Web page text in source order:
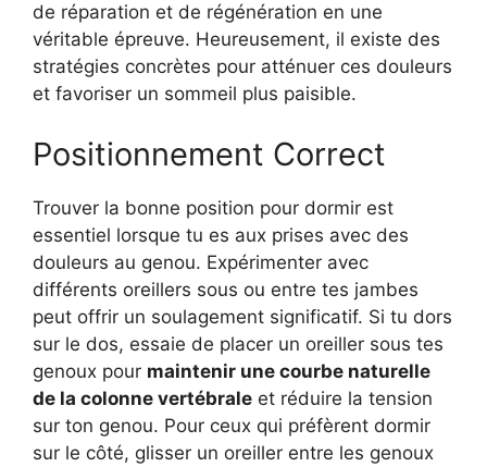
de réparation et de régénération en une
véritable épreuve. Heureusement, il existe des
stratégies concrètes pour atténuer ces douleurs
et favoriser un sommeil plus paisible.
Positionnement Correct
Trouver la bonne position pour dormir est
essentiel lorsque tu es aux prises avec des
douleurs au genou. Expérimenter avec
différents oreillers sous ou entre tes jambes
peut offrir un soulagement significatif. Si tu dors
sur le dos, essaie de placer un oreiller sous tes
genoux pour maintenir une courbe naturelle
de la colonne vertébrale et réduire la tension
sur ton genou. Pour ceux qui préfèrent dormir
sur le côté, glisser un oreiller entre les genoux